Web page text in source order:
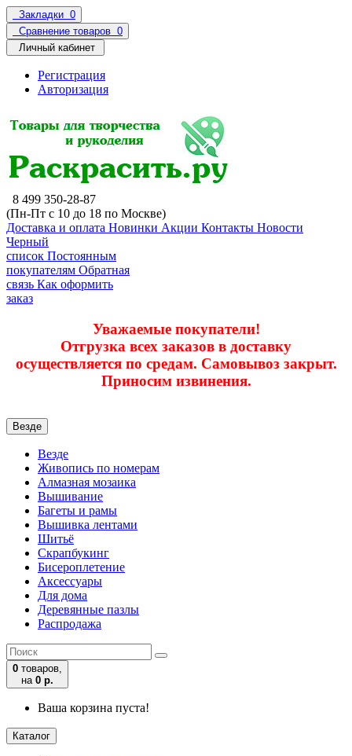
Закладки 0
Сравнение товаров 0
Личный кабинет
Регистрация
Авторизация
8 499 350-28-87
(Пн-Пт с 10 до 18 по Москве)
Доставка и оплата Новинки Акции Контакты Новости
Черный
список Постоянным
покупателям Обратная
связь Как оформить
заказ
Уважаемые покупатели!
Отгрузка всех заказов в доставку
осуществляется по средам. Самовывоз закрыт.
Приносим извинения.
Везде
Везде
Живопись по номерам
Алмазная мозаика
Вышивание
Багеты и рамы
Вышивка лентами
Шитьё
Скрапбукинг
Бисероплетение
Аксессуары
Для дома
Деревянные пазлы
Распродажа
0 товаров,
на 0 р.
Ваша корзина пуста!
Каталог